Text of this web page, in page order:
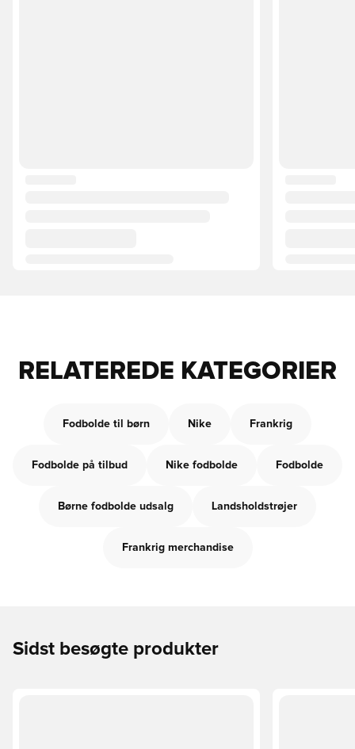
RELATEREDE KATEGORIER
Fodbolde til børn Nike Frankrig
Fodbolde på tilbud Nike fodbolde Fodbolde
Børne fodbolde udsalg Landsholdstrøjer
Frankrig merchandise
Sidst besøgte produkter